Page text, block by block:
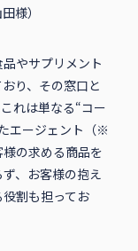
様）
やサプリメント
り、その窓口と
れは単なる“コー
エージェント（※
の求める商品を
、お客様の抱え
割も担ってお